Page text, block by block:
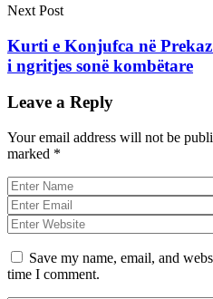
Next Post
Kurti e Konjufca në
i ngritjes sonë kombëtare
Leave a Reply
Your email address will not be
marked *
Save my name, email, and
time I comment.